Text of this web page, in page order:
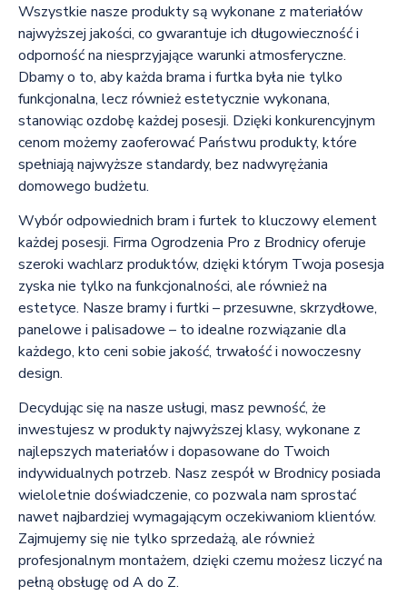
Wszystkie nasze produkty są wykonane z materiałów
najwyższej jakości, co gwarantuje ich długowieczność i
odporność na niesprzyjające warunki atmosferyczne.
Dbamy o to, aby każda brama i furtka była nie tylko
funkcjonalna, lecz również estetycznie wykonana,
stanowiąc ozdobę każdej posesji. Dzięki konkurencyjnym
cenom możemy zaoferować Państwu produkty, które
spełniają najwyższe standardy, bez nadwyrężania
domowego budżetu.
Wybór odpowiednich bram i furtek to kluczowy element
każdej posesji. Firma Ogrodzenia Pro z Brodnicy oferuje
szeroki wachlarz produktów, dzięki którym Twoja posesja
zyska nie tylko na funkcjonalności, ale również na
estetyce. Nasze bramy i furtki – przesuwne, skrzydłowe,
panelowe i palisadowe – to idealne rozwiązanie dla
każdego, kto ceni sobie jakość, trwałość i nowoczesny
design.
Decydując się na nasze usługi, masz pewność, że
inwestujesz w produkty najwyższej klasy, wykonane z
najlepszych materiałów i dopasowane do Twoich
indywidualnych potrzeb. Nasz zespół w Brodnicy posiada
wieloletnie doświadczenie, co pozwala nam sprostać
nawet najbardziej wymagającym oczekiwaniom klientów.
Zajmujemy się nie tylko sprzedażą, ale również
profesjonalnym montażem, dzięki czemu możesz liczyć na
pełną obsługę od A do Z.